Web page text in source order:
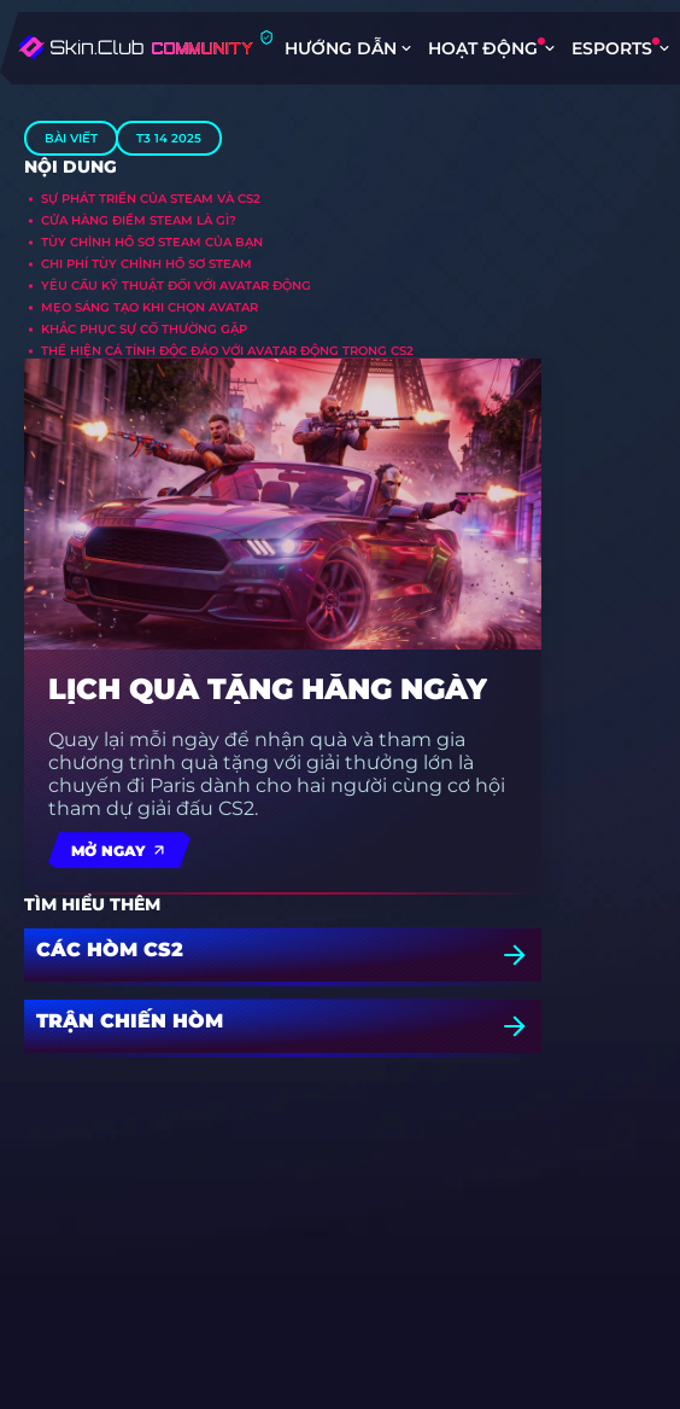
HƯỚNG DẪN HOẠT ĐỘNG ESPORTS
BÀI VIẾT T3 14 2025
NỘI DUNG
SỰ PHÁT TRIỂN CỦA STEAM VÀ CS2
CỬA HÀNG ĐIỂM STEAM LÀ GÌ?
TÙY CHỈNH HỒ SƠ STEAM CỦA BẠN
CHI PHÍ TÙY CHỈNH HỒ SƠ STEAM
YÊU CẦU KỸ THUẬT ĐỐI VỚI AVATAR ĐỘNG
MẸO SÁNG TẠO KHI CHỌN AVATAR
KHẮC PHỤC SỰ CỐ THƯỜNG GẶP
THỂ HIỆN CÁ TÍNH ĐỘC ĐÁO VỚI AVATAR ĐỘNG TRONG CS2
LỊCH QUÀ TẶNG HẰNG NGÀY
Quay lại mỗi ngày để nhận quà và tham gia
chương trình quà tặng với giải thưởng lớn là
chuyến đi Paris dành cho hai người cùng cơ hội
tham dự giải đấu CS2.
MỞ NGAY
TÌM HIỂU THÊM
CÁC HÒM CS2
TRẬN CHIẾN HÒM